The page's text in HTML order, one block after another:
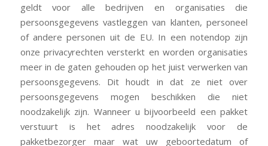
geldt voor alle bedrijven en organisaties die
persoonsgegevens vastleggen van klanten, personeel
of andere personen uit de EU. In een notendop zijn
onze privacyrechten versterkt en worden organisaties
meer in de gaten gehouden op het juist verwerken van
persoonsgegevens. Dit houdt in dat ze niet over
persoonsgegevens mogen beschikken die niet
noodzakelijk zijn. Wanneer u bijvoorbeeld een pakket
verstuurt is het adres noodzakelijk voor de
pakketbezorger maar wat uw geboortedatum of